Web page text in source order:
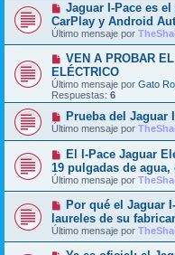
Jaguar I-Pace es
CarPlay y Android
Último mensaje por
VEN A PROBAR
ELÉCTRICO
Último mensaje por Gato
Respuestas: 6
Prueba del Jaguar
Último mensaje por
El I-Pace Jaguar
19 pulgadas de
Último mensaje por
Por qué el Jaguar
laureles de su
Último mensaje por